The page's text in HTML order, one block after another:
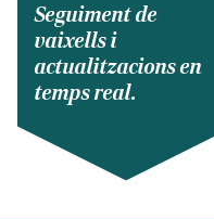
Seguiment de
vaixells i
actualitzacions en
temps real.